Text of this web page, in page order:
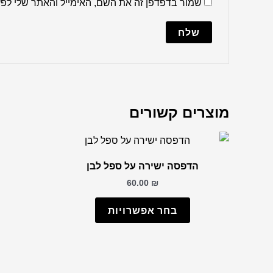
שמור בדפדפן זה את השם, האימייל והאתר שלי
מוצרים קשורים
הדפסה ישירה על ספל לבן
60.00 ₪
בחר אפשרויות